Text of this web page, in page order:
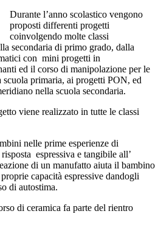
Durante l’anno scolastico vengono
proposti differenti progetti
coinvolgendo molte classi
secondaria di primo grado, dalla
con mini progetti in
ed il corso di manipolazione per le
scuola primaria, ai progetti PON, ed
nella scuola secondaria.
viene realizzato in tutte le classi
nelle prime esperienze di
espressiva e tangibile all’
di un manufatto aiuta il bambino
capacità espressive dandogli
di autostima.
di ceramica fa parte del rientro